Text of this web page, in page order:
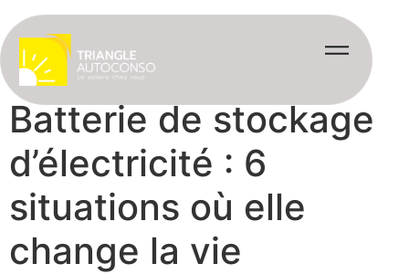
Batterie de stockage
d’électricité : 6
situations où elle
change la vie